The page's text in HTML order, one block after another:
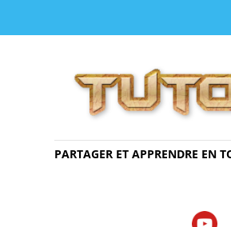
PARTAGER ET APPRENDRE EN